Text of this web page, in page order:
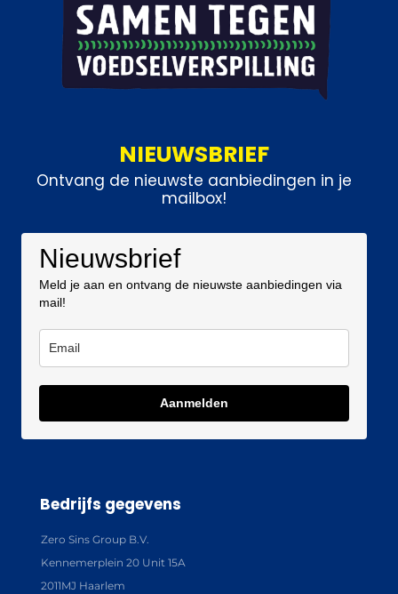
NIEUWSBRIEF
Ontvang de nieuwste aanbiedingen in je
mailbox!
Nieuwsbrief
Meld je aan en ontvang de nieuwste aanbiedingen via
mail!
Aanmelden
Bedrijfs gegevens
Zero Sins Group B.V.
Kennemerplein 20 Unit 15A
2011MJ Haarlem